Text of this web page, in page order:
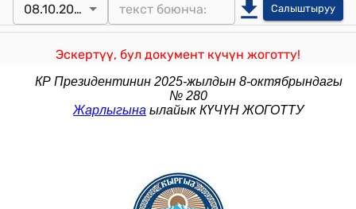
08.10.2025 Салыштыруу
Эскертүү, бул документ күчүн жоготту!